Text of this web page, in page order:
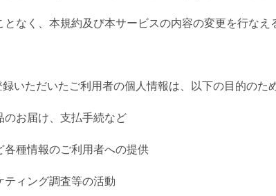
なく、本規約及び本サービスの内容の変更を行なえ
いただいたご利用者の個人情報は、以下の目的のた
のお届け、支払手続など
種情報のご利用者への提供
ティング調査等の活動